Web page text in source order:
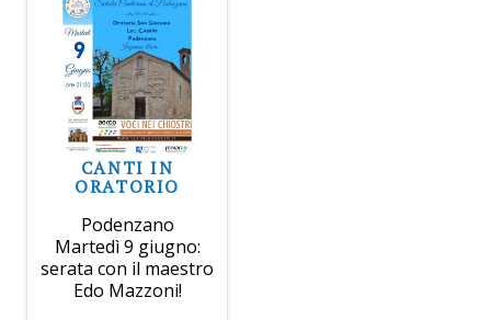
CANTI IN
ORATORIO
Podenzano
Martedì 9 giugno:
serata con il maestro
Edo Mazzoni!